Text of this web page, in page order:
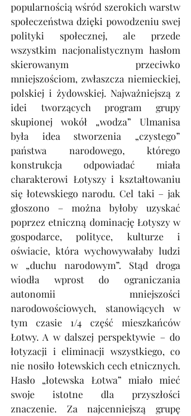
popularnością wśród szerokich warstw
społeczeństwa dzięki powodzeniu swej
polityki społecznej, ale przede
wszystkim nacjonalistycznym hasłom
skierowanym przeciwko
mniejszościom, zwłaszcza niemieckiej,
polskiej i żydowskiej. Najważniejszą z
idei tworzących program grupy
skupionej wokół „wodza” Ulmanisa
była idea stworzenia „czystego”
państwa narodowego, którego
konstrukcja odpowiadać miała
charakterowi Łotyszy i kształtowaniu
się łotewskiego narodu. Cel taki – jak
głoszono – można byłoby uzyskać
poprzez etniczną dominację Łotyszy w
gospodarce, polityce, kulturze i
oświacie, która wychowywałaby ludzi
w „duchu narodowym”. Stąd droga
wiodła wprost do ograniczania
autonomii mniejszości
narodowościowych, stanowiących w
tym czasie 1/4 część mieszkańców
Łotwy. A w dalszej perspektywie – do
łotyzacji i eliminacji wszystkiego, co
nie nosiło łotewskich cech etnicznych.
Hasło „łotewska Łotwa” miało mieć
swoje istotne dla przyszłości
znaczenie. Za najcenniejszą grupę